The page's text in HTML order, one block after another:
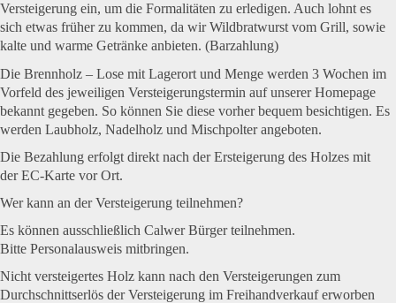
Versteigerung ein, um die Formalitäten zu erledigen. Auch lohnt es
sich etwas früher zu kommen, da wirWildbratwurst vom Grill, sowie
kalte und warme Getränke anbieten. (Barzahlung)
Die Brennholz – Lose mit Lagerort und Menge werden 3 Wochen im
Vorfeld des jeweiligen Versteigerungstermin auf unserer Homepage
bekannt gegeben. So können Sie diese vorher bequem besichtigen. Es
werden Laubholz, Nadelholz und Mischpolter angeboten.
Die Bezahlung erfolgt direkt nach der Ersteigerung des Holzes mit
derEC-Karte vor Ort.
Wer kann an der Versteigerung teilnehmen?
Es können ausschließlich Calwer Bürgerteilnehmen.
Bitte Personalausweis mitbringen.
Nicht versteigertes Holz kann nach den Versteigerungen zum
Durchschnittserlös der Versteigerung im Freihandverkauf erworben